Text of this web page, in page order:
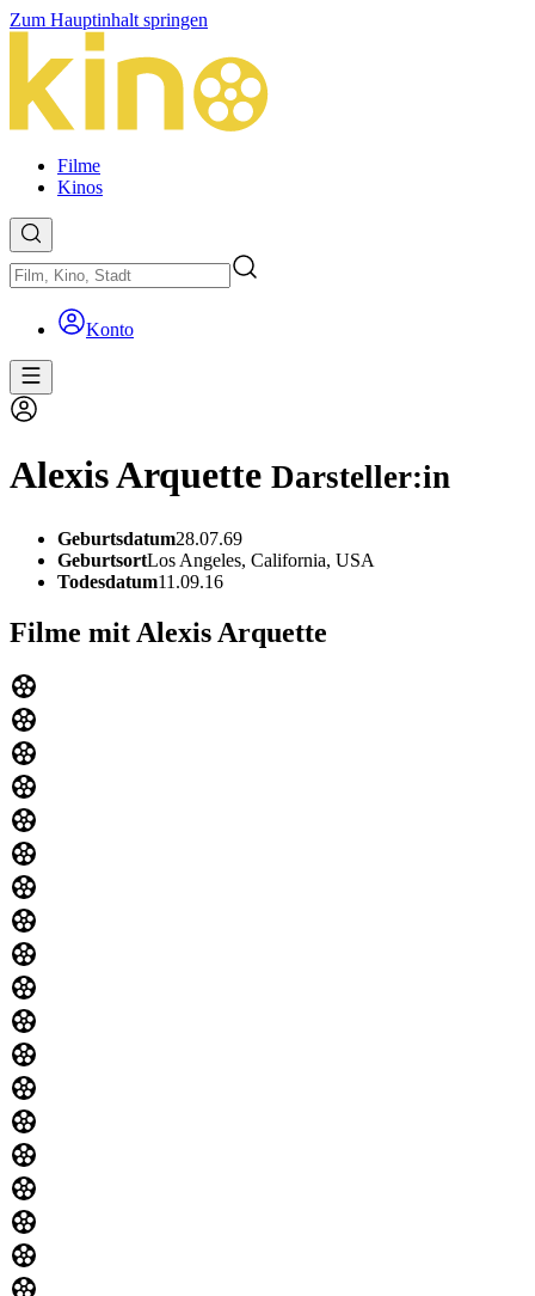
Zum Hauptinhalt springen
Filme
Kinos
Konto
Alexis Arquette Darsteller:in
Geburtsdatum28.07.69
GeburtsortLos Angeles, California, USA
Todesdatum11.09.16
Filme mit Alexis Arquette